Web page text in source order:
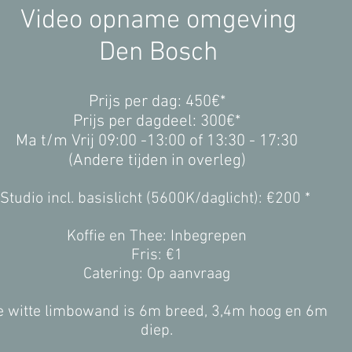
Video opname omgeving
Den Bosch
Prijs per dag: 450€*
Prijs per dagdeel: 300€*
Ma t/m Vrij 09:00 -13:00 of 13:30 - 17:30
(Andere tijden in overleg)
Studio incl. basislicht (5600K/daglicht): €200 *
Koffie en Thee: Inbegrepen​
Fris: €1
Catering: Op aanvraag
witte limbowand is 6m breed, 3,4m hoog en 6m
diep.